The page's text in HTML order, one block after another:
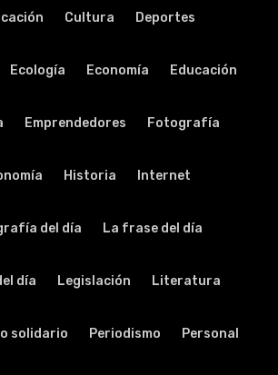
Cultura Deportes
Ecología Economía Educación
Emprendedores Fotografía
Historia Internet
del día La frase del día
día Legislación Literatura
solidario Periodismo Personal